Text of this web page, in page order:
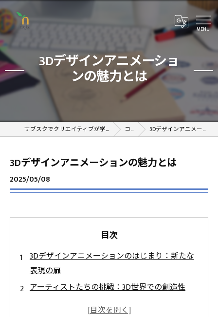
3Dデザインアニメーショ
ンの魅力とは
サブスクでクリエイティブが学べるオンラインスクール コラム 3Dデザインアニメーションの魅力とは
3Dデザインアニメーションの魅力とは
2025/05/08
目次
3Dデザインアニメーションのはじまり：新たな
表現の扉
アーティストたちの挑戦：3D世界での創造性
技術とアートの融合：3Dアニメーションの進化